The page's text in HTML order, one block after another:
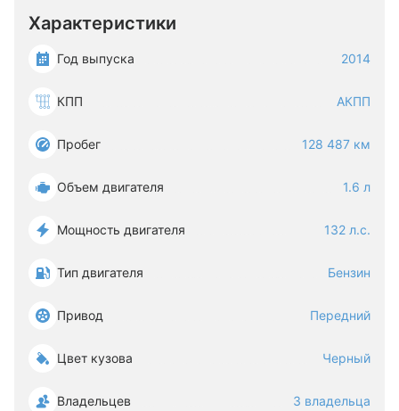
Характеристики
Год выпуска 2014
КПП АКПП
Пробег 128 487 км
Объем двигателя 1.6 л
Мощность двигателя 132 л.с.
Тип двигателя Бензин
Привод Передний
Цвет кузова Черный
Владельцев 3 владельца